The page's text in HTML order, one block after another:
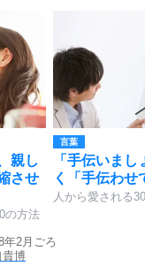
親し
させ
の方法
言葉
「手伝いま
く「手伝わせ
人から愛される
年2月ごろ
貴博